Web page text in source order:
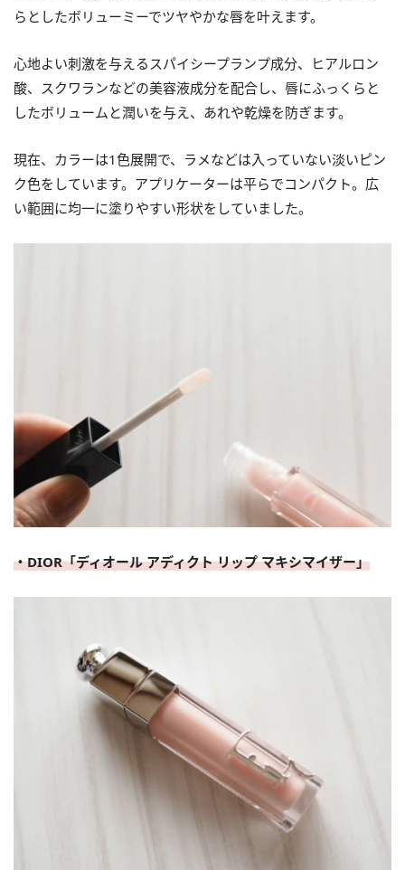
らとしたボリューミーでツヤやかな唇を叶えます。
心地よい刺激を与えるスパイシープランプ成分、ヒアルロン
酸、スクワランなどの美容液成分を配合し、唇にふっくらと
したボリュームと潤いを与え、あれや乾燥を防ぎます。
現在、カラーは1色展開で、ラメなどは入っていない淡いピン
ク色をしています。アプリケーターは平らでコンパクト。広
い範囲に均一に塗りやすい形状をしていました。
・DIOR「ディオール アディクト リップ マキシマイザー」